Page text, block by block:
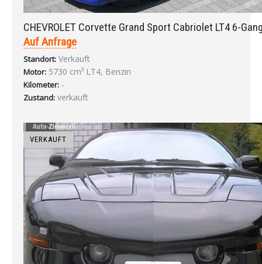
CHEVROLET Corvette Grand Sport Cabriolet LT4 6-
Auf Anfrage
Standort: Verkauft
Motor: 5730 cm³ LT4, Benzin
Kilometer: -
Zustand: verkauft
VERKAUFT